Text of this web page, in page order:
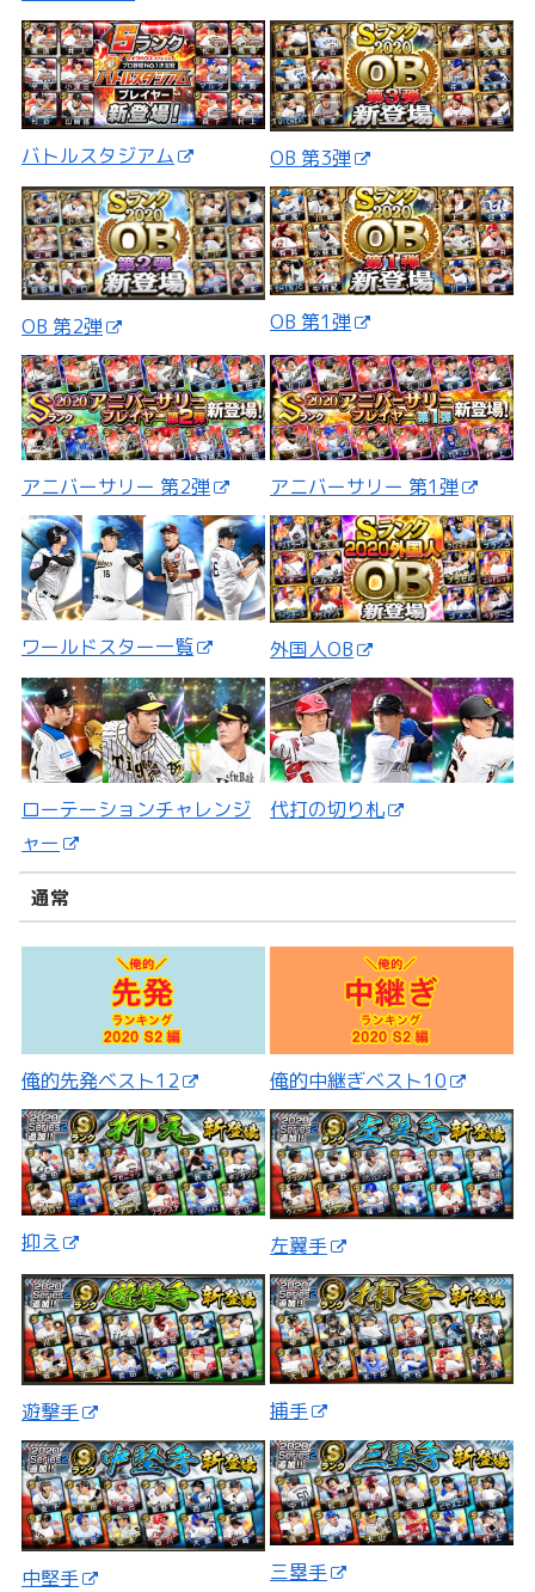
バトルスタジアム OB 第3弾
OB 第2弾 OB 第1弾
アニバーサリー 第2弾 アニバーサリー 第1弾
ワールドスター一覧 外国人OB
ローテーションチャレンジ
ャー
代打の切り札
通常
俺的先発ベスト12 俺的中継ぎベスト10
抑え 左翼手
遊撃手 捕手
中堅手 三塁手